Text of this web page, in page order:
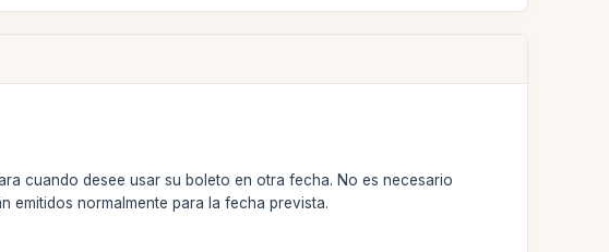
cuando desee usar su boleto en otra fecha. No es necesario
emitidos normalmente para la fecha prevista.